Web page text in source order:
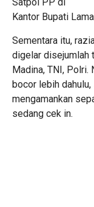
Kantor Bupati
Sementara itu,
digelar disejumlah
Madina, TNI, Polri.
bocor lebih
mengamankan
sedang cek in.